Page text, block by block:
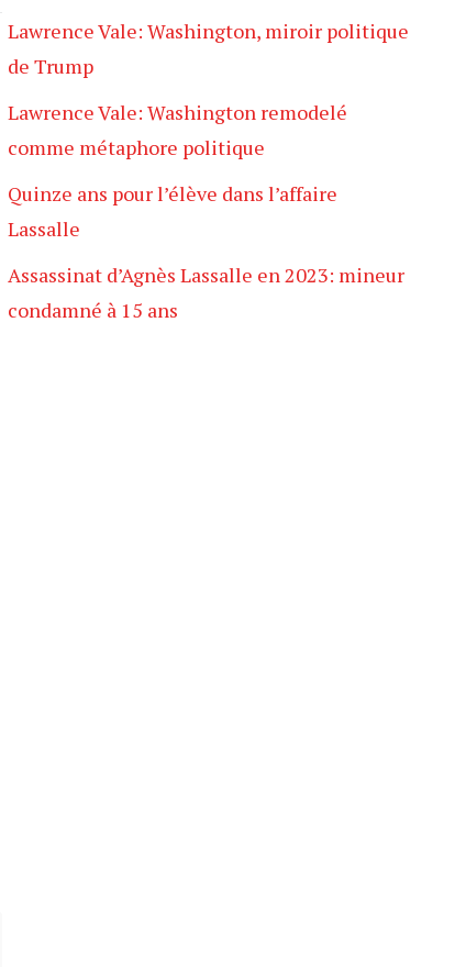
Lawrence Vale: Washington, miroir politique
de Trump
Lawrence Vale: Washington remodelé
comme métaphore politique
Quinze ans pour l’élève dans l’affaire
Lassalle
Assassinat d’Agnès Lassalle en 2023: mineur
condamné à 15 ans